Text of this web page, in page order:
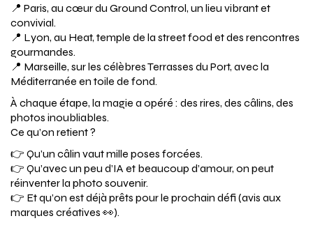
📍 Paris, au cœur du Ground Control, un lieu vibrant et
convivial.
📍 Lyon, au Heat, temple de la street food et des rencontres
gourmandes.
📍 Marseille, sur les célèbres Terrasses du Port, avec la
Méditerranée en toile de fond.
À chaque étape, la magie a opéré : des rires, des câlins, des
photos inoubliables.
Ce qu’on retient ?
👉 Qu’un câlin vaut mille poses forcées.
👉 Qu’avec un peu d’IA et beaucoup d’amour, on peut
réinventer la photo souvenir.
👉 Et qu’on est déjà prêts pour le prochain défi (avis aux
marques créatives 👀).